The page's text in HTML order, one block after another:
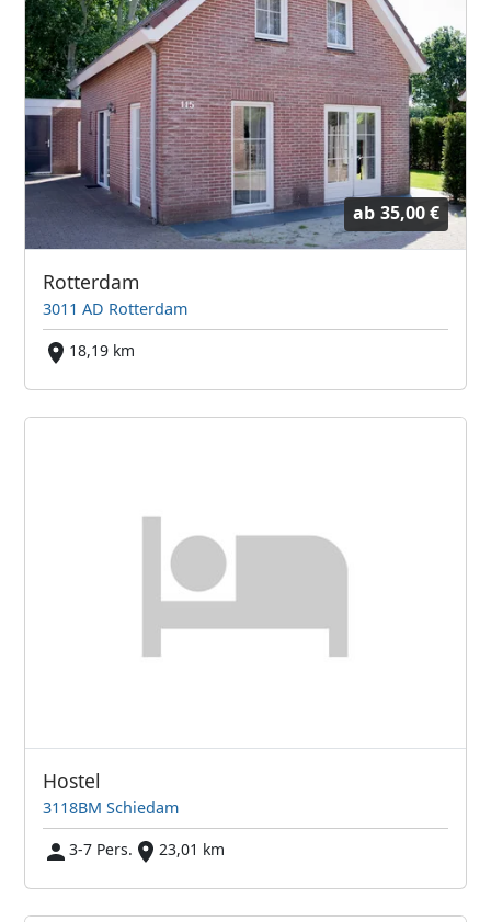
ab 35,00 €
Rotterdam
3011 AD Rotterdam
18,19 km
Hostel
3118BM Schiedam
3-7 Pers.
23,01 km